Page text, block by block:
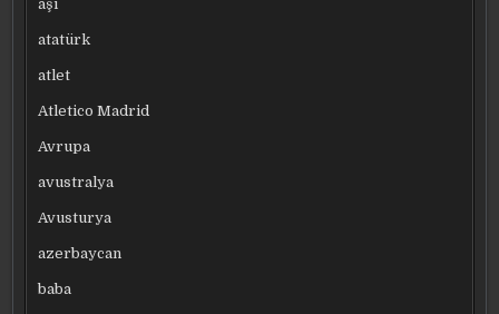
aşı
atatürk
atlet
Atletico Madrid
Avrupa
avustralya
Avusturya
azerbaycan
baba